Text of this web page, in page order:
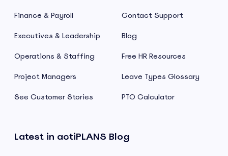
Finance & Payroll
Executives & Leadership
Operations & Staffing
Project Managers
See Customer Stories
Contact Support
Blog
Free HR Resources
Leave Types Glossary
PTO Calculator
Latest in actiPLANS Blog